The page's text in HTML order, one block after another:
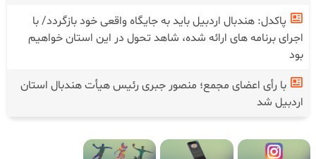
پاکدل: هندبال اردبیل باید به جایگاه واقعی خود بازگردد/ با
اجرای برنامه های ارائه شده، شاهد تحول در این استان خواهیم
بود
با رأی اعضای مجمع؛ منصور جبری رئیس هیأت هندبال استان
اردبیل شد